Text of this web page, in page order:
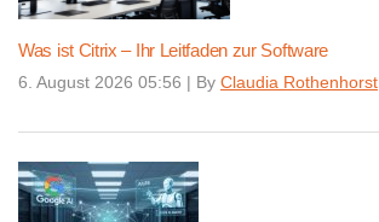
Was ist Citrix – Ihr Leitfaden zur Software
6. August 2026 05:56 | By Claudia Rothenhorst